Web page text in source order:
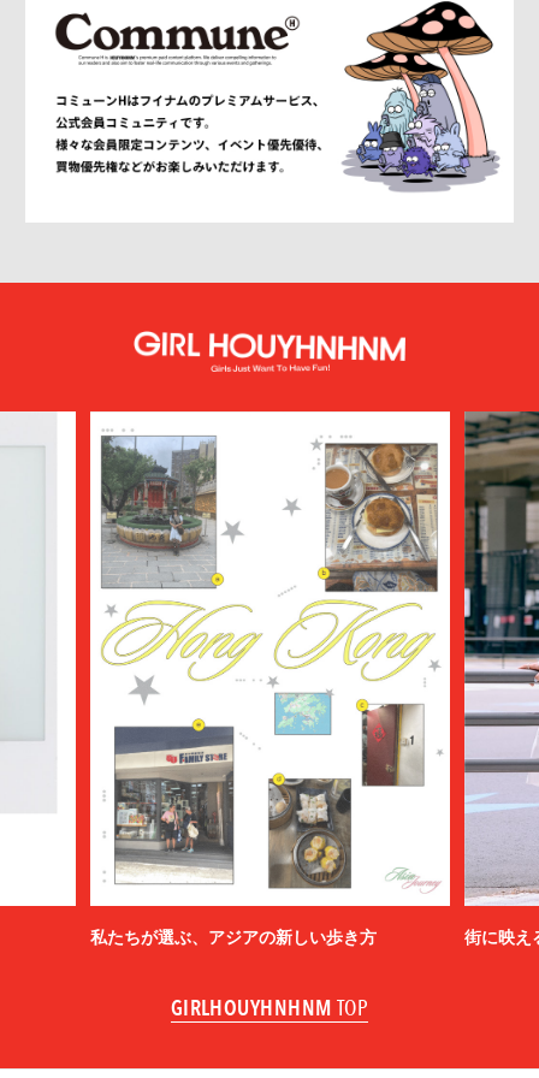
私たちが選ぶ、アジアの新しい歩き方 街に映え
GIRLHOUYHNHNM TOP